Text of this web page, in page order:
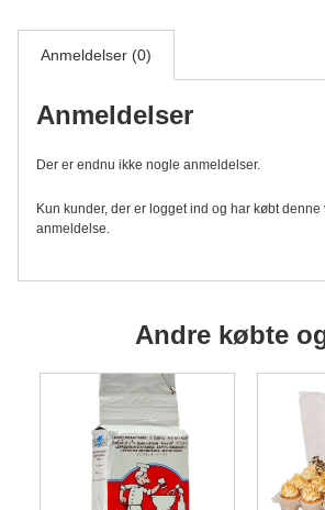
Anmeldelser (0)
Anmeldelser
Der er endnu ikke nogle anmeldelser.
Kun kunder, der er logget ind og har købt denne
anmeldelse.
Andre købte